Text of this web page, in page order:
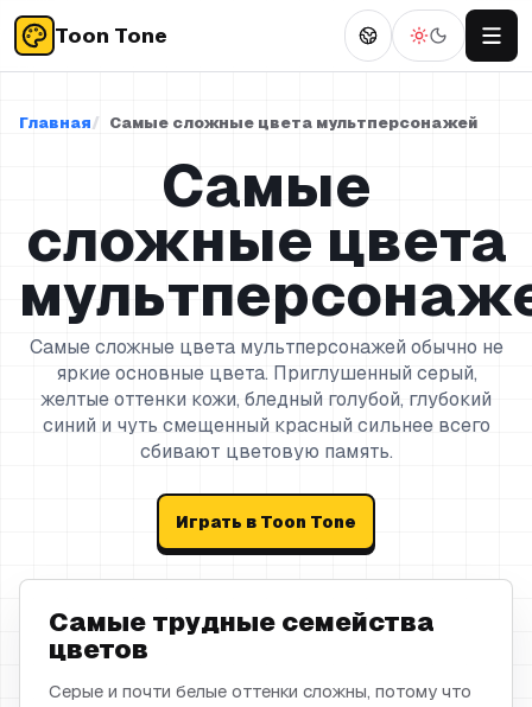
Toon Tone
Главная Самые сложные цвета мультперсонажей
Самые
сложные цвета
Самые сложные цвета мультперсонажей обычно не
яркие основные цвета. Приглушенный серый,
желтые оттенки кожи, бледный голубой, глубокий
синий и чуть смещенный красный сильнее всего
сбивают цветовую память.
Играть в Toon Tone
Самые трудные семейства
цветов
Серые и почти белые оттенки сложны, потому что